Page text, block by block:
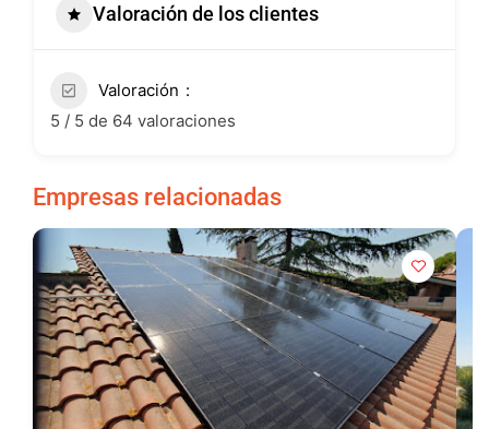
Valoración de los clientes
Valoración
5 / 5 de 64 valoraciones
Empresas relacionadas